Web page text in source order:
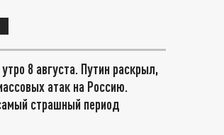
8 августа. Путин раскрыл,
атак на Россию.
страшный период